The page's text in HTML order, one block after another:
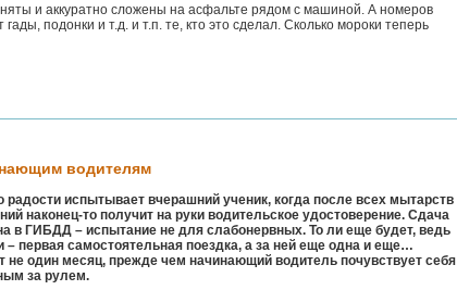
и аккуратно сложены на асфальте рядом с машиной. А номеров
гады, подонки и т.д. и т.п. те, кто это сделал. Сколько мороки теперь
водителям
радости испытывает вчерашний ученик, когда после всех мытарств
наконец-то получит на руки водительское удостоверение. Сдача
в ГИБДД – испытание не для слабонервных. То ли еще будет, ведь
– первая самостоятельная поездка, а за ней еще одна и еще…
не один месяц, прежде чем начинающий водитель почувствует себя
за рулем.